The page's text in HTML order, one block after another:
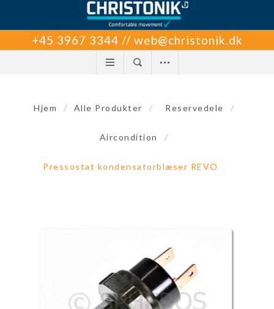
+45 3967 3344 // web@christonik.dk
Hjem / Alle Produkter / Reservedele /
Aircondition /
Pressostat kondensatorblæser REVO